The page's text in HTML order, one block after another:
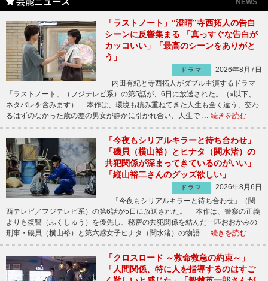
「ラストノート」“澄晴”寺西拓人の告白
シーンに反響集まる 「真っすぐな告白が
カッコいい」「最高のシーンをありがと
う」
ドラマ
2026年8月7日
内田有紀と寺西拓人がダブル主演するドラマ
「ラストノート」（フジテレビ系）の第5話が、6日に放送された。（※以下、
ネタバレを含みます） 本作は、環境も積み重ねてきた人生も全く違う、交わ
るはずのなかった歳の差の男女が静かに引かれ合い、人生で … 続きを読む
「今夜もシリアルキラーと待ち合わせ」
「磯貝（横山裕）とヒナタ（関水渚）の
共犯関係が深まってきているのがいい」
「縦山裕二さんのグッズ欲しい」
ドラマ
2026年8月6日
「今夜もシリアルキラーと待ち合わせ」（関
西テレビ／フジテレビ系）の第6話が5日に放送された。 本作は、警察の正義
よりも復讐（ふくしゅう）を優先し、秘密の共犯関係を結んだ一匹おおかみの
刑事・磯貝（横山裕）と第六感女子ヒナタ（関水渚）の物語 … 続きを読む
「クロスロード ～救命救急の約束～」
「人間関係、特に人を指導するのはすご